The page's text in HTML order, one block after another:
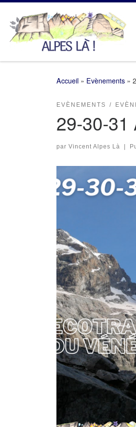
Passer au contenu
Accueil » Evènements »
EVÈNEMENTS
29-30-31
par Vincent Alpes Là